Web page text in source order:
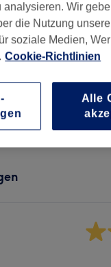
& Stylings (9)
& Stylings 1)
analysieren. Wir
die Nutzung
soziale Medien,
Cookie-Richtlinien
Alle